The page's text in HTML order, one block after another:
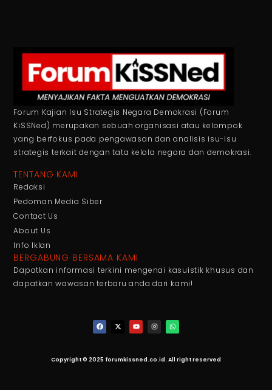
Forum Kajian Isu Strategis Negara Demokrasi (Forum
KiSSNed) merupakan sebuah organisasi atau kelompok
yang berfokus pada pengawasan dan analisis isu-isu
strategis terkait dengan tata kelola negara dan demokrasi.
TENTANG KAMI
Redaksi
Pedoman Media Siber
Contact Us
About Us
Info Iklan
BERGABUNG BERSAMA KAMI
Dapatkan informasi terkini mengenai kasuistik khusus dan
dapatkan wawasan terbaru anda dari kami!
Copyright © 2025 forumkissned.co.id. All right reserved